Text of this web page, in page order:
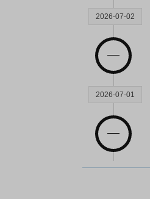
2026-07-02
2026-07-01